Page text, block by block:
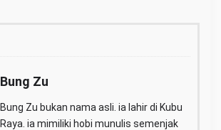
Bung Zu
Bung Zu bukan nama asli. ia lahir di Kubu
Raya. ia mimiliki hobi munulis semenjak